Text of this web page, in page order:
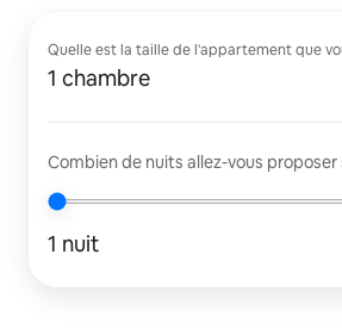
Quelle est la taille de l'appartement que
1 chambre
Combien de nuits allez-vous proposer
1 nuit